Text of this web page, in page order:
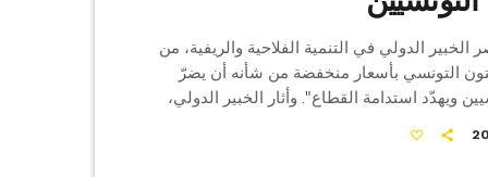
الخبير الدولي في التنمية الفلاحية والريفية، من
التونسي بأسعار منخفضة من شأنه أن يضرّ
ويهدّد استدامة القطاع". وأثار الخبير الدولي،